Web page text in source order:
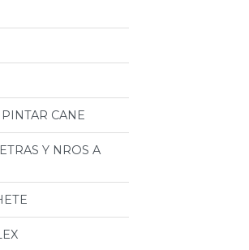
CANE
Y NROS A